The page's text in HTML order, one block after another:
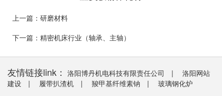
上一篇： 研磨材料
下一篇： 精密机床行业（轴承、主轴）
友情链接link： 洛阳博丹机电科技有限责任公司 | 洛阳网站
建设 | 履带扒渣机 | 羧甲基纤维素钠 | 玻璃钢化炉